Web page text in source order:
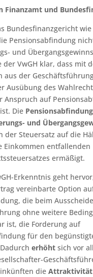
Finanzamt und
Bundesfinanzgericht wie
Pensionsabfindung
und
der VwGH klar, dass mit
aus der
Ausübung des
Anspruch auf
Die
und
der Steuersatz auf die
Einkommen entfallenden
ermäßigt.
Erkenntnis geht
vereinbarte Option
die beim
ohne weitere
ist, die Forderung auf
für den
erhöht sich vor
die